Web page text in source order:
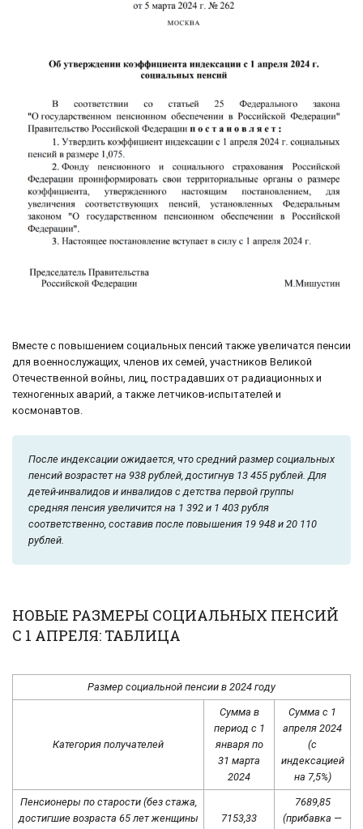
Вместе с повышением социальных пенсий также увеличатся пенсии
для военнослужащих, членов их семей, участников Великой
Отечественной войны, лиц, пострадавших от радиационных и
техногенных аварий, а также летчиков-испытателей и
космонавтов.
После индексации ожидается, что средний размер социальных
пенсий возрастет на 938 рублей, достигнув 13 455 рублей. Для
детей-инвалидов и инвалидов с детства первой группы
средняя пенсия увеличится на 1 392 и 1 403 рубля
соответственно, составив после повышения 19 948 и 20 110
рублей.
НОВЫЕ РАЗМЕРЫ СОЦИАЛЬНЫХ ПЕНСИЙ
С 1 АПРЕЛЯ: ТАБЛИЦА
Размер социальной пенсии в 2024 году
Категория получателей
Сумма в
период с 1
января по
31 марта
2024
Сумма с 1
апреля 2024
(с
индексацией
на 7,5%)
Пенсионеры по старости (без стажа,
достигшие возраста 65 лет женщины
7153,33
7689,85
(прибавка —